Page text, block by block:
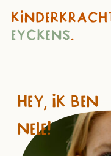
Hey, ik ben
Nele!